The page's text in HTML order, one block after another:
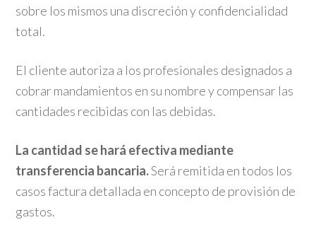
sobre los mismos una discreción y confidencialidad
total.
El cliente autoriza a los profesionales designados a
cobrar mandamientos en su nombre y compensar las
cantidades recibidas con las debidas.
La cantidad se hará efectiva mediante
transferencia bancaria.Será remitida en todos los
casos factura detallada en concepto de provisión de
gastos.